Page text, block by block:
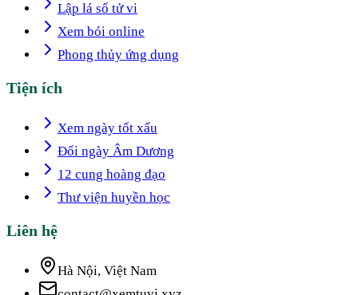
Lập lá số tử vi
Xem bói online
Phong thủy ứng dụng
Tiện ích
Xem ngày tốt xấu
Đổi ngày Âm Dương
12 cung hoàng đạo
Thư viện huyền học
Liên hệ
Hà Nội, Việt Nam